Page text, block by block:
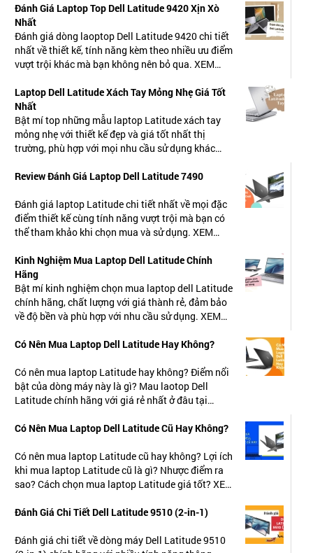
Khả năng bảo mật vượt trội
Bàn phím có độ nảy cao
Phân biệt các dòng laptop Dell Latitude
Dòng laptop Dell Latitude 7000 Series
Dòng laptop Latitude 9000 Series
Có nên mua máy tính dell latitude không
Thanh Giác - địa điểm chuyên cung cấp laptop
chính hãng giá tốt
Dell là tập đoàn có danh tiếng về laptop, hãng cho
ra các dòng máy phù hợp với nhiều người dùng
trên thế giới, từ dòng vostro cho đến xps hay dell
latitude. Trong bài viết dưới đây chúng ta cùng tìm
hiểu dòng
laptopdell latitude
, đây là dòng sản
phẩm laptop định hướng cho các doanh nhân và
công ty lớn. Với bề ngoài được thiết kế sang trọng
linh hoạt kết hợp với phần cứng cao cấp hiệu suất
tuyệt vời cho nhiều công ty.
Laptop Dell Latitude dòng máy
doanh nhân chất lượng
Laptop Dell Latitudelà lựa chọn vô cùng hợp lý
cho các doanh nhân và những người làm việc
Đánh Giá Laptop Top Dell Latitude 9420 Xịn Xò
Nhất
Đánh giá dòng laoptop Dell Latitude 9420 chi tiết
nhất về thiết kế, tính năng kèm theo nhiều ưu điểm
vượt trội khác mà bạn không nên bỏ qua. XEM
Laptop Dell Latitude Xách Tay Mỏng Nhẹ Giá Tốt
Nhất
Bật mí top những mẫu laptop Latitude xách tay
mỏng nhẹ với thiết kế đẹp và giá tốt nhất thị
trường, phù hợp với mọi nhu cầu sử dụng khác
Review Đánh Giá Laptop Dell Latitude 7490
Đánh giá laptop Latitude chi tiết nhất về mọi đặc
điểm thiết kế cùng tính năng vượt trội mà bạn có
thể tham khảo khi chọn mua và sử dụng. XEM
Kinh Nghiệm Mua Laptop Dell Latitude Chính
Hãng
Bật mí kinh nghiệm chọn mua laptop dell Latitude
chính hãng, chất lượng với giá thành rẻ, đảm bảo
về độ bền và phù hợp với nhu cầu sử dụng. XEM
Có Nên Mua Laptop Dell Latitude Hay Không?
Có nên mua laptop Latitude hay không? Điểm nổi
bật của dòng máy này là gì? Mau laotop Dell
Latitude chính hãng với giá rẻ nhất ở đâu tại
Có Nên Mua Laptop Dell Latitude Cũ Hay Không?
Có nên mua laptop Latitude cũ hay không? Lợi ích
khi mua laptop Latitude cũ là gì? Nhược điểm ra
sao? Cách chọn mua laptop Latitude giá tốt? XEM
Đánh Giá Chi Tiết Dell Latitude 9510 (2-in-1)
Đánh giá chi tiết về dòng máy Dell Latitude 9510